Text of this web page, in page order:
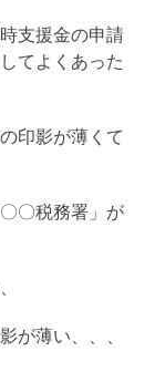
支援金の申請
てよくあった
印影が薄くて
〇税務署」が
が薄い、、、